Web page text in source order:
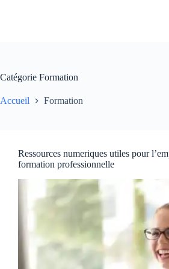
Catégorie Formation
Accueil Formation
Ressources numeriques utiles pour
formation professionnelle